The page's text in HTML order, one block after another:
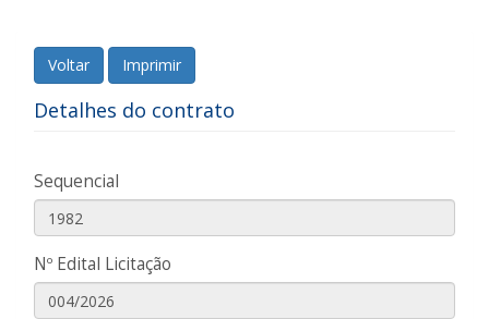
Voltar Imprimir
Detalhes do contrato
Sequencial
Nº Edital Licitação